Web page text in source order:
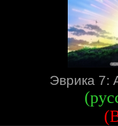
Эврика 7: